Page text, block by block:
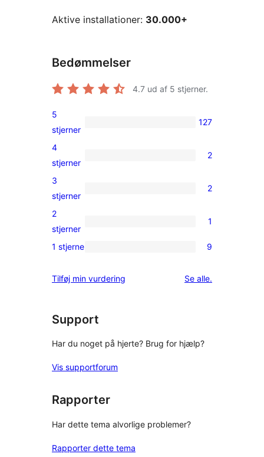
Aktive installationer: 30.000+
Bedømmelser
4.7 ud af 5 stjerner.
127
5-
stjernet
5
stjerner
127
2
4-
stjernet
4
stjerner
2
2
3-
stjernet
3
stjerner
2
1
2-
anmeldelse
2
stjerner
1
9
stjernet
1 stjerne 9
Tilføj min vurdering Se alleanmeldelser
.
Support
Har du noget på hjerte? Brug for hjælp?
Vis supportforum
Rapporter
Har dette tema alvorlige problemer?
Rapporter dette tema